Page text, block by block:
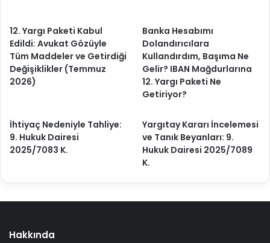
12. Yargı Paketi Kabul
Edildi: Avukat Gözüyle
Tüm Maddeler ve Getirdiği
Değişiklikler (Temmuz
2026)
Banka Hesabımı
Dolandırıcılara
Kullandırdım, Başıma Ne
Gelir? IBAN Mağdurlarına
12. Yargı Paketi Ne
Getiriyor?
İhtiyaç Nedeniyle Tahliye:
9. Hukuk Dairesi
2025/7083 K.
Yargıtay Kararı İncelemesi
ve Tanık Beyanları: 9.
Hukuk Dairesi 2025/7089
K.
Hakkında